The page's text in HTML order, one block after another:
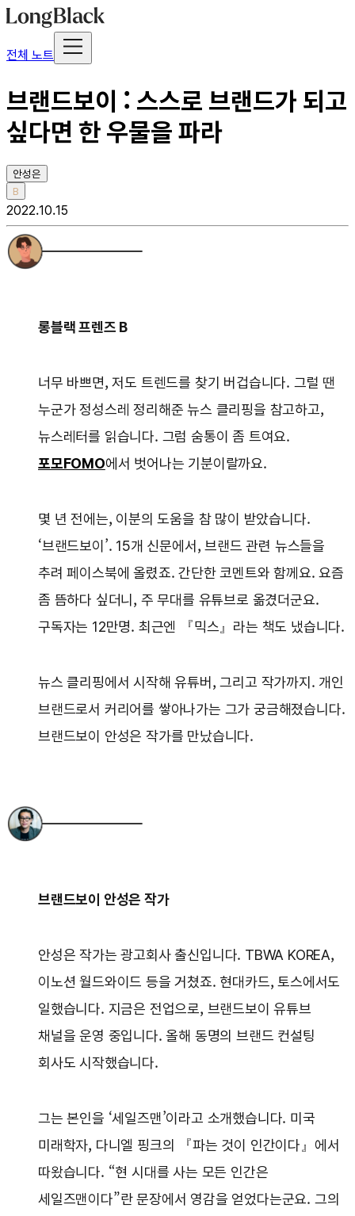
전체 노트
브랜드보이 : 스스로 브랜드가 되고
싶다면 한 우물을 파라
안성은
B
2022.10.15
롱블랙 프렌즈 B
너무 바쁘면, 저도 트렌드를 찾기 버겁습니다. 그럴 땐
누군가 정성스레 정리해준 뉴스 클리핑을 참고하고,
뉴스레터를 읽습니다. 그럼 숨통이 좀 트여요.
포모FOMO에서 벗어나는 기분이랄까요.
몇 년 전에는, 이분의 도움을 참 많이 받았습니다.
‘브랜드보이’. 15개 신문에서, 브랜드 관련 뉴스들을
추려 페이스북에 올렸죠. 간단한 코멘트와 함께요. 요즘
좀 뜸하다 싶더니, 주 무대를 유튜브로 옮겼더군요.
구독자는 12만명. 최근엔 『믹스』라는 책도 냈습니다.
뉴스 클리핑에서 시작해 유튜버, 그리고 작가까지. 개인
브랜드로서 커리어를 쌓아나가는 그가 궁금해졌습니다.
브랜드보이 안성은 작가를 만났습니다.
브랜드보이 안성은 작가
안성은 작가는 광고회사 출신입니다. TBWA KOREA,
이노션 월드와이드 등을 거쳤죠. 현대카드, 토스에서도
일했습니다. 지금은 전업으로, 브랜드보이 유튜브
채널을 운영 중입니다. 올해 동명의 브랜드 컨설팅
회사도 시작했습니다.
그는 본인을 ‘세일즈맨’이라고 소개했습니다. 미국
미래학자, 다니엘 핑크의 『파는 것이 인간이다』에서
따왔습니다. “현 시대를 사는 모든 인간은
세일즈맨이다”란 문장에서 영감을 얻었다는군요. 그의